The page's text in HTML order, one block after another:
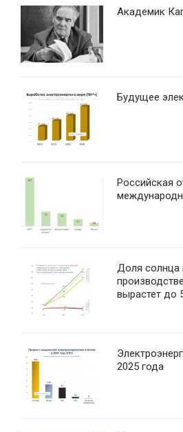
Академик
Будущее
Российская
Доля солнца
вырастет до
2025 года